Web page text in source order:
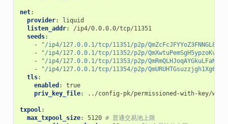
net:
provider:
liquid
listen_addr:
/ip4/0.0.0.0/tcp/11351
seeds:
-
"/ip4/127.0.0.1/tcp/11351/p2p/
-
"/ip4/127.0.0.1/tcp/11352/p2p/
-
"/ip4/127.0.0.1/tcp/11353/p2p/
-
"/ip4/127.0.0.1/tcp/11354/p2p/
tls:
enabled :
true
priv_key_file: ../config-pk/permissioned-with-key/wx-
txpool:
max_txpool_size: 5120 # 普通交易池上限